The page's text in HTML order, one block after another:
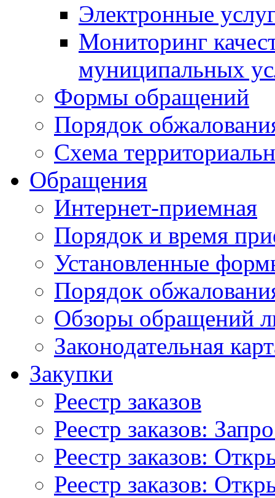
Электронные
Мониторинг
муниципальных
Формы обращений
Порядок
Схема
Обращения
Интернет-приемная
Порядок и время
Установленные
Порядок
Обзоры обращений
Законодательная
Закупки
Реестр заказов
Реестр заказов:
Реестр заказов:
Реестр заказов: